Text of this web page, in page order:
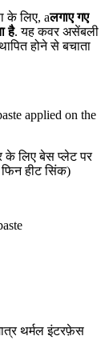
के लिए, aलगाए गए
है. यह कवर असेंबली
होने से बचाता
के लिए बेस प्लेट पर
हीट सिंक)
थर्मल इंटरफ़ेस